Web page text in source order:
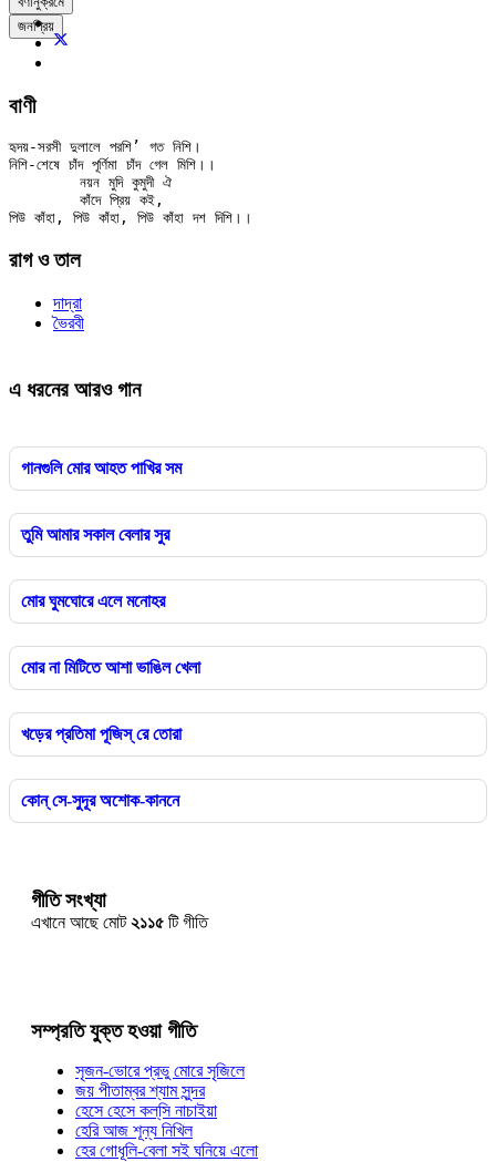
জনপ্রিয়
বাণী
হৃদয়-সরসী দুলালে পরশি’ গত নিশি।
নিশি-শেষে চাঁদ পূর্ণিমা চাঁদ গেল মিশি।।
রাগ ও তাল
দাদ্‌রা
ভৈরবী
এ ধরনের আরও গান
গানগুলি মোর আহত পাখির সম
তুমি আমার সকাল বেলার সুর
মোর ঘুমঘোরে এলে মনোহর
মোর না মিটিতে আশা ভাঙিল খেলা
খড়ের প্রতিমা পূজিস্‌ রে তোরা
কোন্‌ সে-সুদূর অশোক-কাননে
গীতি সংখ্যা
এখানে আছে মোট২১১৫ টি গীতি
সম্প্রতি যুক্ত হওয়া গীতি
সৃজন-ভোরে প্রভু মোরে সৃজিলে
জয় পীতাম্বর শ্যাম সুন্দর
হেসে হেসে কল্‌সি নাচাইয়া
হেরি আজ শূন্য নিখিল
হের গোধূলি-বেলা সই ঘনিয়ে এলো